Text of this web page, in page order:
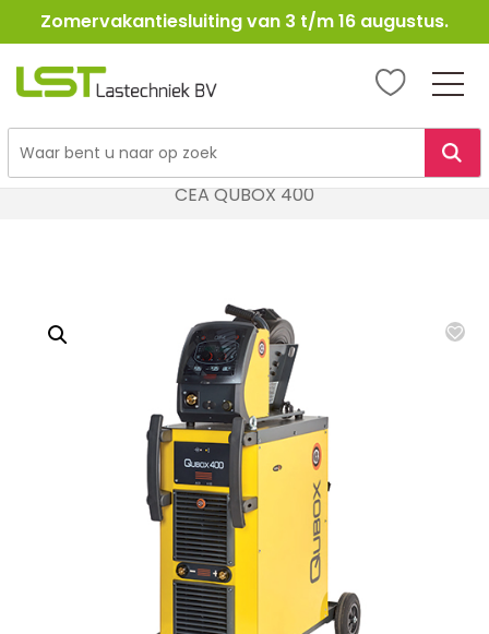
Ga
naar
Zomervakantiesluiting van 3 t/m 16 augustus.
LST
Lasapparatuur
CEA QUBOX 400